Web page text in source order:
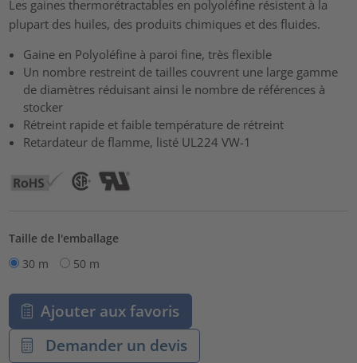
Les gaines thermorétractables en polyoléfine résistent à la
plupart des huiles, des produits chimiques et des fluides.
Gaine en Polyoléfine à paroi fine, très flexible
Un nombre restreint de tailles couvrent une large gamme
de diamètres réduisant ainsi le nombre de références à
stocker
Rétreint rapide et faible température de rétreint
Retardateur de flamme, listé UL224 VW-1
Taille de l'emballage
30 m
50 m
Ajouter aux favoris
Demander un devis